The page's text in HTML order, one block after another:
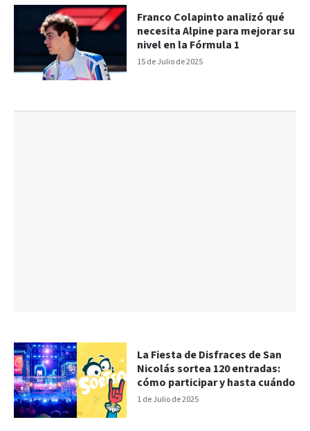
15 de Julio de 2025
Franco Colapinto analizó qué
necesita Alpine para mejorar su
nivel en la Fórmula 1
1 de Julio de 2025
La Fiesta de Disfraces de San
Nicolás sortea 120 entradas:
cómo participar y hasta cuándo